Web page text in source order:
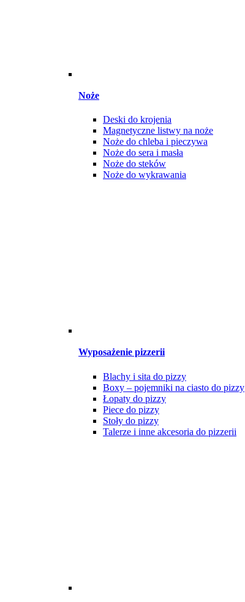
Noże
Deski do krojenia
Magnetyczne listwy na noże
Noże do chleba i pieczywa
Noże do sera i masła
Noże do steków
Noże do wykrawania
Wyposażenie pizzerii
Blachy i sita do pizzy
Boxy – pojemniki na ciasto do pizzy
Łopaty do pizzy
Piece do pizzy
Stoły do pizzy
Talerze i inne akcesoria do pizzerii